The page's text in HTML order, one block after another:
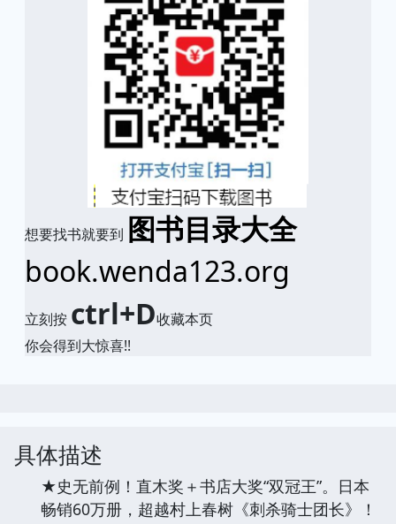
想要找书就要到 图书目录大全
book.wenda123.org
立刻按 ctrl+D收藏本页
你会得到大惊喜!!
具体描述
★史无前例！直木奖＋书店大奖“双冠王”。日本
畅销60万册，超越村上春树《刺杀骑士团长》！